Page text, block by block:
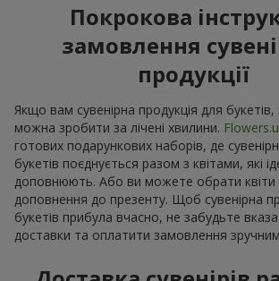
Покрокова
замовлення
продукції
Якщо вам сувенірна продукція для
можна зробити за лічені хвилини.
готових подарункових наборів, де
букетів поєднується разом з квітами, які
доповнюють. Або ви можете обрати квіти
доповнення до презенту. Щоб сувенірна
букетів прибула вчасно, не забудьте
доставки та оплатити замовлення